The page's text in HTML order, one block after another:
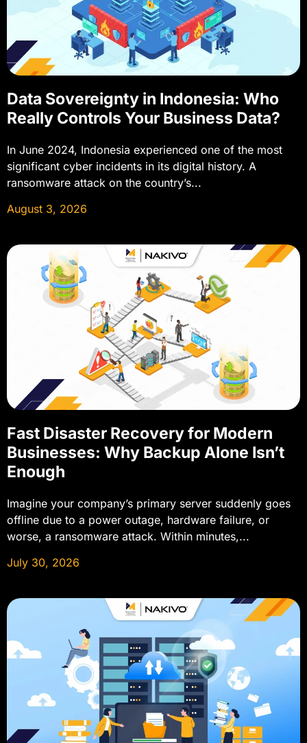
Data Sovereignty in Indonesia: Who
Really Controls Your Business Data?
In June 2024, Indonesia experienced one of the most
significant cyber incidents in its digital history. A
ransomware attack on the country’s...
August 3, 2026
Fast Disaster Recovery for Modern
Businesses: Why Backup Alone Isn’t
Enough
Imagine your company’s primary server suddenly goes
offline due to a power outage, hardware failure, or
worse, a ransomware attack. Within minutes,...
July 30, 2026